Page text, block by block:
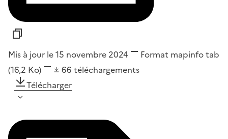
Mis à jour le 15 novembre 2024 Format mapinfo tab
(16,2 Ko)
66 téléchargements
Télécharger